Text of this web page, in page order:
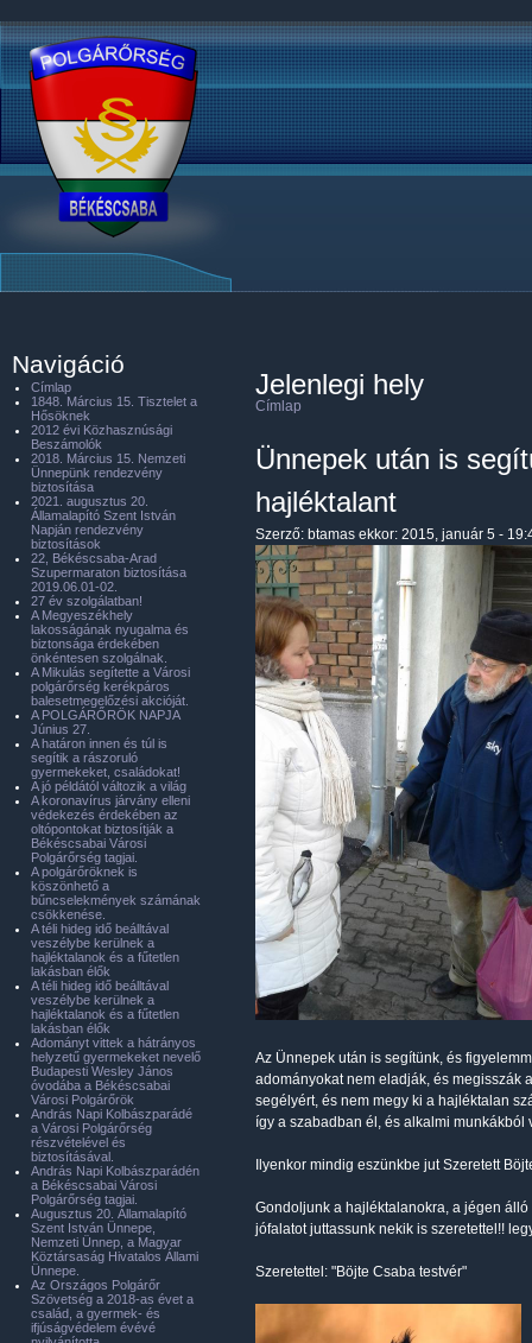
Jelenlegi hely
Címlap
Ünnepek után is
hajléktalant
Szerző: btamas ekkor: 2015, január 5 -
Az Ünnepek után is segítünk, és
adományokat nem eladják, és megisszák
segélyért, és nem megy ki a hajléktalan
így a szabadban él, és alkalmi
Ilyenkor mindig eszünkbe jut Szeretett
Gondoljunk a hajléktalanokra, a jégen
jófalatot juttassunk nekik is szeretettel!!
Szeretettel: "Böjte Csaba testvér"
Navigáció
Címlap
1848. Március 15. Tisztelet a
Hősöknek
2012 évi Közhasznúsági
Beszámolók
2018. Március 15. Nemzeti
Ünnepünk rendezvény
biztosítása
2021. augusztus 20.
Államalapító Szent István
Napján rendezvény
biztosítások
22, Békéscsaba-Arad
Szupermaraton biztosítása
2019.06.01-02.
27 év szolgálatban!
A Megyeszékhely
lakosságának nyugalma és
biztonsága érdekében
önkéntesen szolgálnak.
A Mikulás segítette a Városi
polgárőrség kerékpáros
balesetmegelőzési akcióját.
A POLGÁRŐRÖK NAPJA
Június 27.
A határon innen és túl is
segítik a rászoruló
gyermekeket, családokat!
A jó példától változik a világ
A koronavírus járvány elleni
védekezés érdekében az
oltópontokat biztosítják a
Békéscsabai Városi
Polgárőrség tagjai.
A polgárőröknek is
köszönhető a
bűncselekmények számának
csökkenése.
A téli hideg idő beálltával
veszélybe kerülnek a
hajléktalanok és a fűtetlen
lakásban élők
A téli hideg idő beálltával
veszélybe kerülnek a
hajléktalanok és a fűtetlen
lakásban élők
Adományt vittek a hátrányos
helyzetű gyermekeket nevelő
Budapesti Wesley János
óvodába a Békéscsabai
Városi Polgárőrök
András Napi Kolbászparádé
a Városi Polgárőrség
részvételével és
biztosításával.
András Napi Kolbászparádén
a Békéscsabai Városi
Polgárőrség tagjai.
Augusztus 20. Államalapító
Szent István Ünnepe,
Nemzeti Ünnep, a Magyar
Köztársaság Hivatalos Állami
Ünnepe.
Az Országos Polgárőr
Szövetség a 2018-as évet a
család, a gyermek- és
ifjúságvédelem évévé